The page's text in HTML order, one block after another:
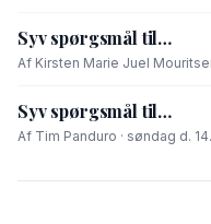
Syv spørgsmål til…
Af Kirsten Marie Juel
Syv spørgsmål til…
Af Tim Panduro · søndag d.